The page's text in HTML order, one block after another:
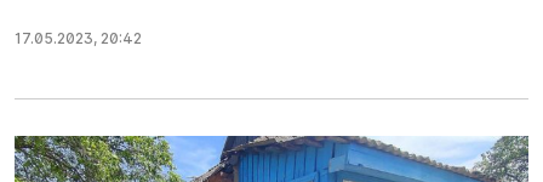
17.05.2023, 20:42